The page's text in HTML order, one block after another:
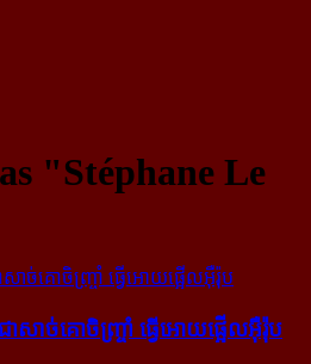
"Stéphane Le
ា​សាច់​គោ​ចិញ្ច្រាំ ធ្វើ​អោយ​ផ្អើល​អ៊ឺរ៉ុប